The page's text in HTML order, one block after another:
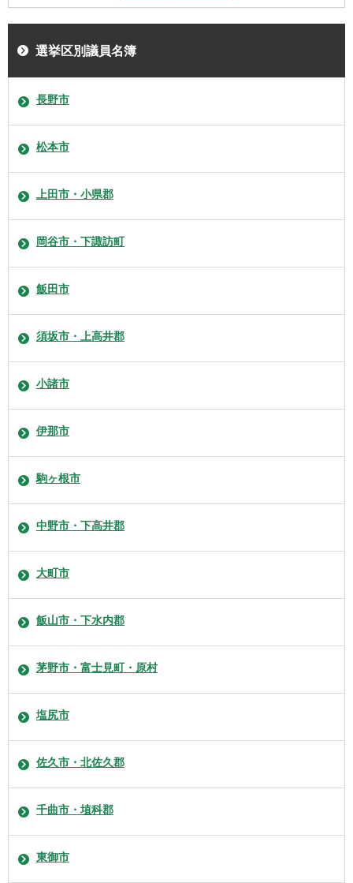
選挙区別議員名簿
長野市
松本市
上田市・小県郡
岡谷市・下諏訪町
飯田市
須坂市・上高井郡
小諸市
伊那市
駒ヶ根市
中野市・下高井郡
大町市
飯山市・下水内郡
茅野市・富士見町・原村
塩尻市
佐久市・北佐久郡
千曲市・埴科郡
東御市